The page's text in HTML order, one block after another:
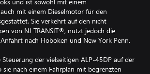
mit einem Dieselmotor für den
Sie verkehrt auf den nicht
von NJ TRANSIT®, nutzt jedoch die
nach Hoboken und New York Penn.
Steuerung der vielseitigen ALP-45DP auf der
nach einem Fahrplan mit begrenzten